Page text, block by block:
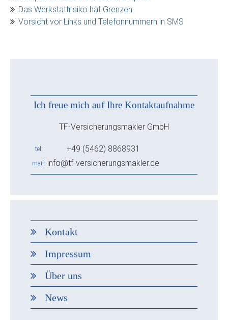
Das Werkstattrisiko hat Grenzen
Vorsicht vor Links und Telefonnummern in SMS
Ich freue mich auf Ihre Kontaktaufnahme
TF-Versicherungsmakler GmbH
tel +49 (5462) 8868931
mail info@tf-versicherungsmakler.de
Kontakt
Impressum
Über uns
News